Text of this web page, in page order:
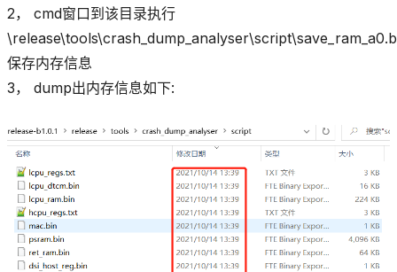
2， cmd窗口到该目录执行
保存内存信息
3， dump出内存信息如下: